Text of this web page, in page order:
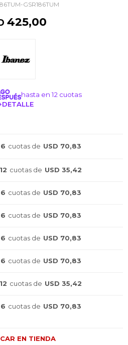
GSR186TUM
425,00
hasta en 12 cuotas
6 cuotas de USD 70,83
12 cuotas de USD 35,42
6 cuotas de USD 70,83
6 cuotas de USD 70,83
6 cuotas de USD 70,83
6 cuotas de USD 70,83
12 cuotas de USD 35,42
6 cuotas de USD 70,83
EN TIENDA